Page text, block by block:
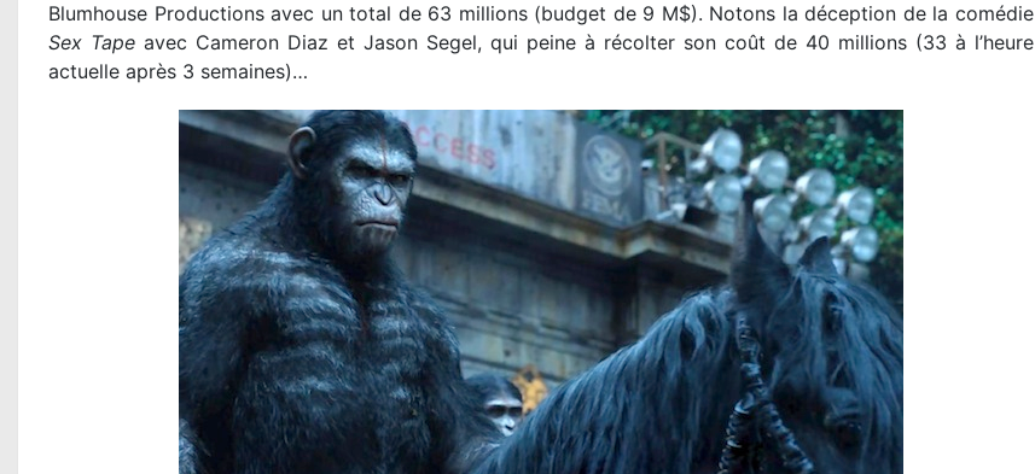
Blumhouse Productions avec un total de 63 millions (budget de 9 M$). Notons la déception de la comédie
Sex Tape avec Cameron Diaz et Jason Segel, qui peine à récolter son coût de 40 millions (33 à l’heure
actuelle après 3 semaines)…